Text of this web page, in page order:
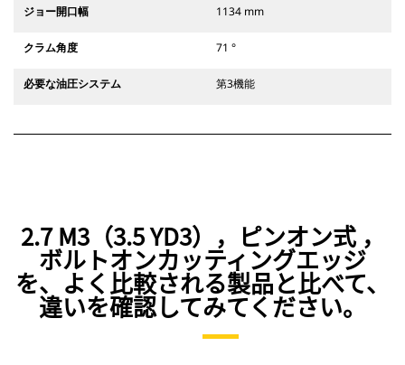
ジョー開口幅 1134 mm
クラム角度 71 °
必要な油圧システム 第3機能
2.7 M3（3.5 YD3），ピンオン式 ，
ボルトオンカッティングエッジ
を、よく比較される製品と比べて、
違いを確認してみてください。